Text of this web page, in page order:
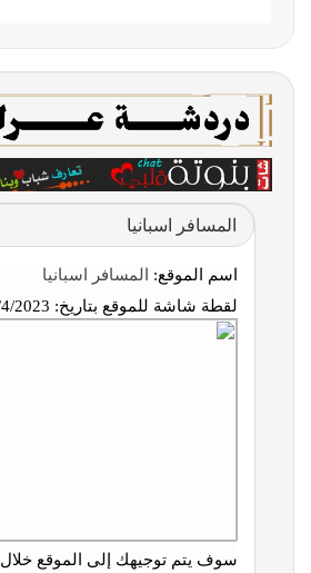
المسافر اسبانيا
اسم الموقع: المسافر اسبانيا
لقطة شاشة للموقع بتاريخ:
سوف يتم توجيهك إلى الموقع خلال 20 ثانية